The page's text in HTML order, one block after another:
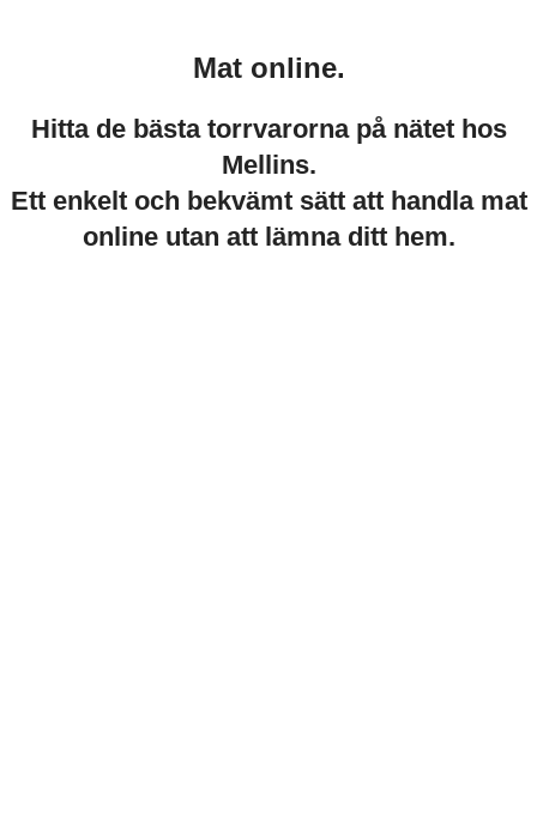
Mat online.
Hitta de bästa torrvarorna på nätet hos
Mellins.
Ett enkelt och bekvämt sätt att handla mat
online utan att lämna ditt hem.